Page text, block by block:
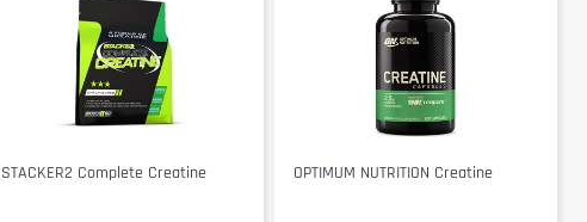
STACKER2 Complete Creatine OPTIMUM NUTRITION Creatine